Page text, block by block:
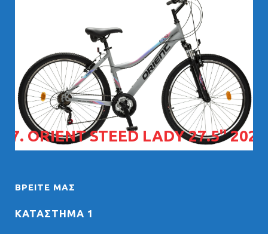
07. ORIENT STEED LADY 27.5" 2026
ΒΡΕΊΤΕ ΜΑΣ
ΚΑΤΑΣΤΗΜΑ 1